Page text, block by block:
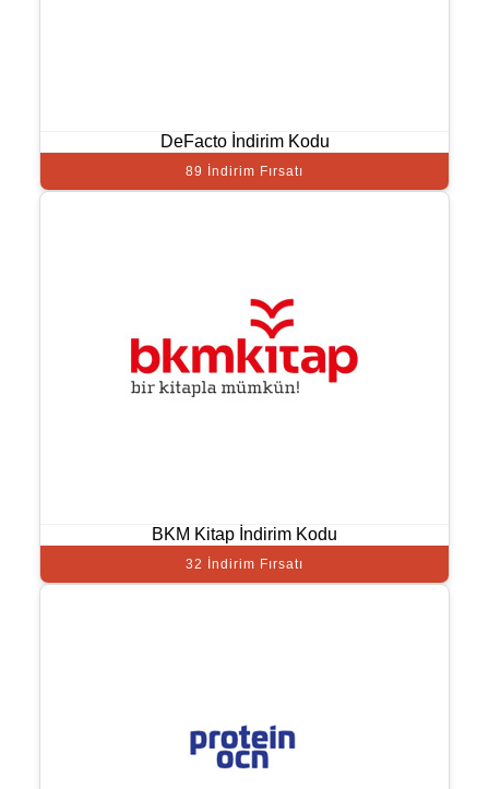
DeFacto İndirim Kodu
89 İndirim Fırsatı
BKM Kitap İndirim Kodu
32 İndirim Fırsatı